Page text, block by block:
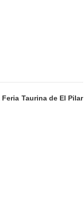
Feria Taurina de El Pilar